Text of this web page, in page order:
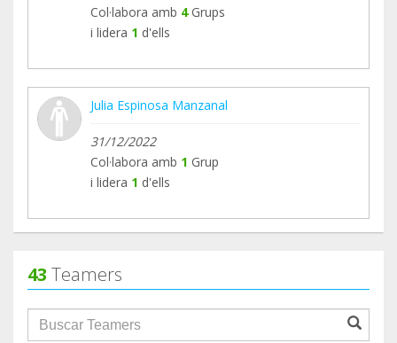
Col·labora amb 4Grups
i lidera 1 d'ells
Julia Espinosa Manzanal
31/12/2022
Col·labora amb 1 Grup
i lidera 1 d'ells
43 Teamers
groupProfile.searchForm.search.text???